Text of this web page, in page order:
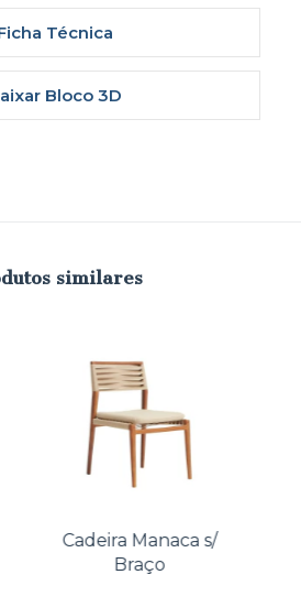
Técnica
Bloco 3D
similares
Cadeira Manaca s/
Braço